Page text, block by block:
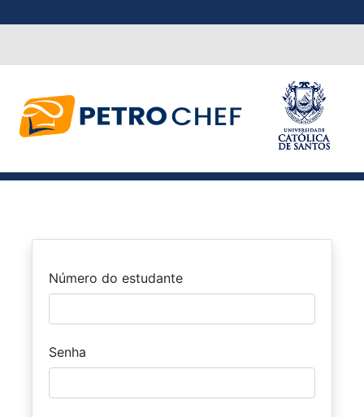
Número do estudante
Senha